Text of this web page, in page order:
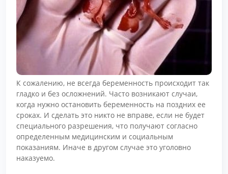
К сожалению, не всегда беременность происходит так
гладко и без осложнений. Часто возникают случаи,
когда нужно остановить беременность на поздних ее
сроках. И сделать это никто не вправе, если не будет
специального разрешения, что получают согласно
определенным медицинским и социальным
показаниям. Иначе в другом случае это уголовно
наказуемо.